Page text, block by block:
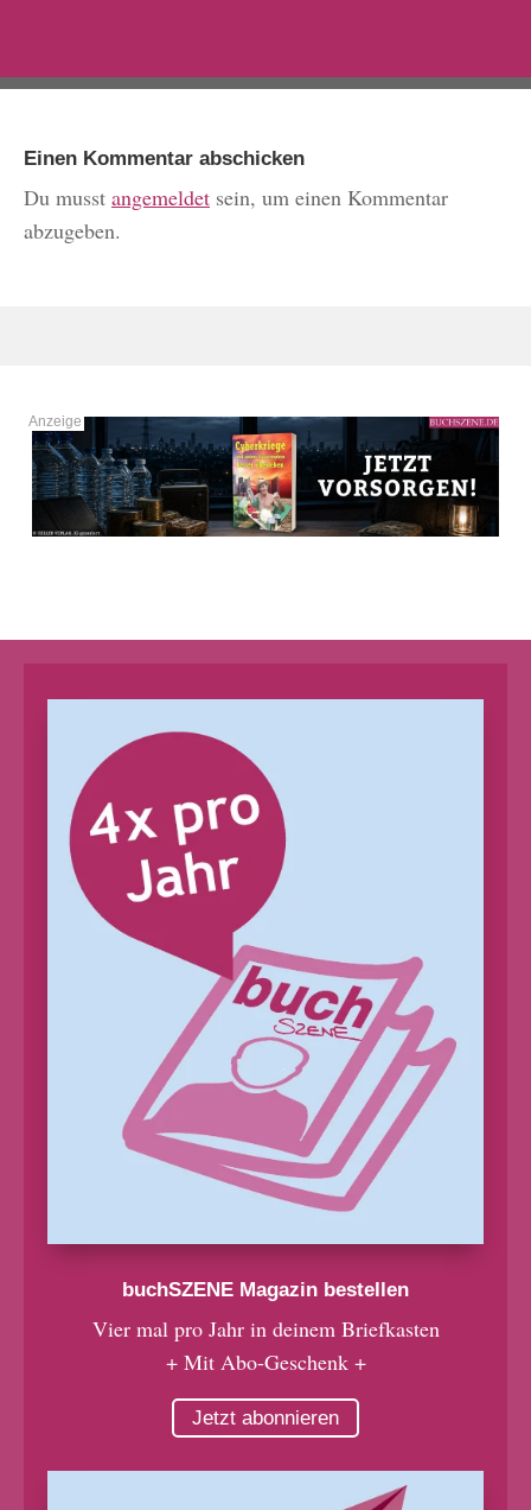
Einen Kommentar abschicken
Du musst angemeldet sein, um einen Kommentar
abzugeben.
buchSZENE Magazin bestellen
Vier mal pro Jahr in deinem Briefkasten
+ Mit Abo-Geschenk +
Jetzt abonnieren